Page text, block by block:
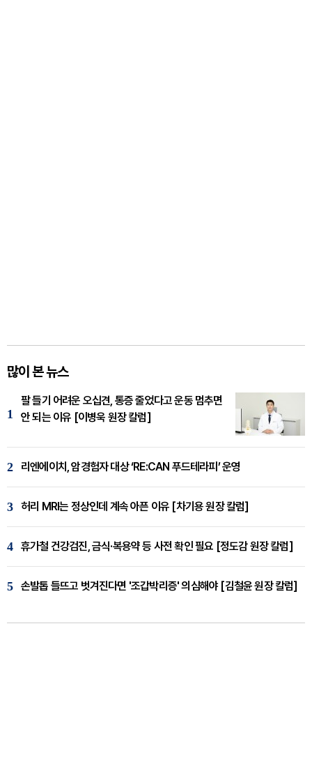
많이 본 뉴스
1
팔 들기 어려운 오십견, 통증 줄었다고 운동 멈추면
안 되는 이유 [이병욱 원장 칼럼]
2 리엔에이치, 암경험자 대상 ‘RE:CAN 푸드테라피’ 운영
3 허리 MRI는 정상인데 계속 아픈 이유 [차기용 원장 칼럼]
4 휴가철 건강검진, 금식·복용약 등 사전 확인 필요 [정도감 원장 칼럼]
5 손발톱 들뜨고 벗겨진다면 '조갑박리증' 의심해야 [김철윤 원장 칼럼]